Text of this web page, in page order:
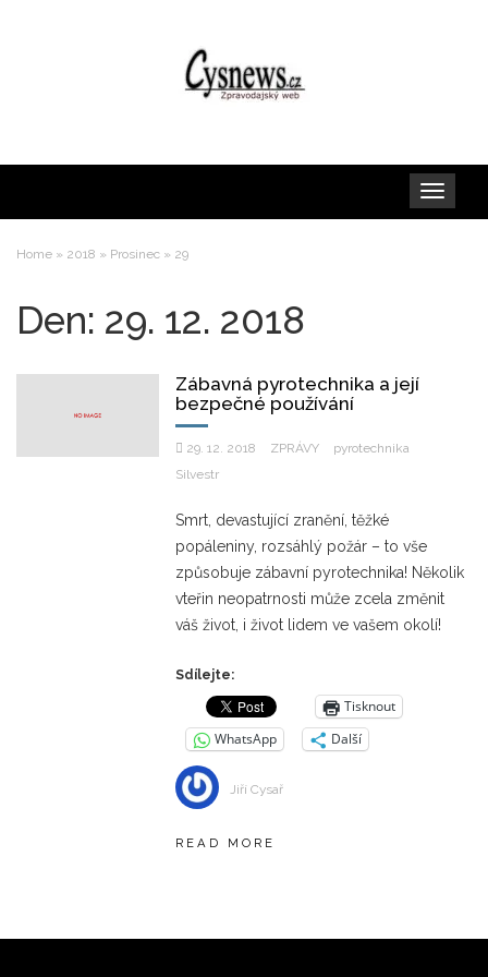
Toggle
navigation
Home » 2018 » Prosinec » 29
Den: 29. 12. 2018
Zábavná pyrotechnika a její
bezpečné používání
29. 12. 2018 ZPRÁVY
pyrotechnika
Silvestr
Smrt, devastující zranění, těžké
popáleniny, rozsáhlý požár – to vše
způsobuje zábavní pyrotechnika! Několik
vteřin neopatrnosti může zcela změnit
váš život, i život lidem ve vašem okolí!
Sdílejte:
Tisknout
WhatsApp
Další
Jiří Cysař
READ MORE